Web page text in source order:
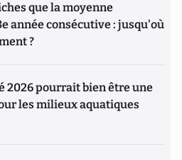
que la moyenne
année consécutive : jusqu'où
?
2026 pourrait bien être une
les milieux aquatiques